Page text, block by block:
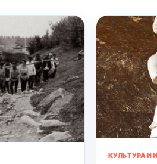
КУЛЬТУРА И